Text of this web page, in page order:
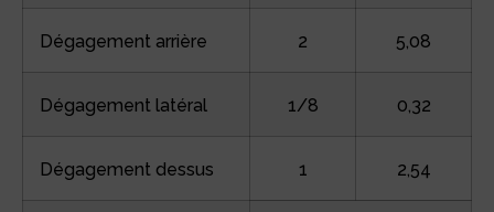
Dégagement arrière 2 5,08
Dégagement latéral 1/8 0,32
Dégagement dessus 1 2,54